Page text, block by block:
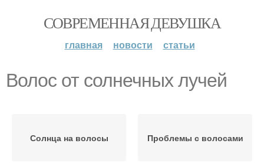
СОВРЕМЕННАЯ ДЕВУШКА
главная новости статьи
Волос от солнечных лучей
Солнца на волосы Проблемы с волосами